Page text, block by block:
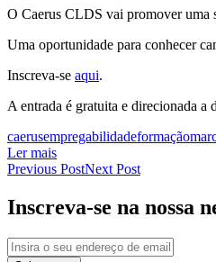
O Caerus CLDS vai promover uma
Uma oportunidade para conhecer
Inscreva-se aqui.
A entrada é gratuita e direcionada a
caerusempregabilidadeformação
Ler mais
Previous PostNext Post
Inscreva-se na nossa